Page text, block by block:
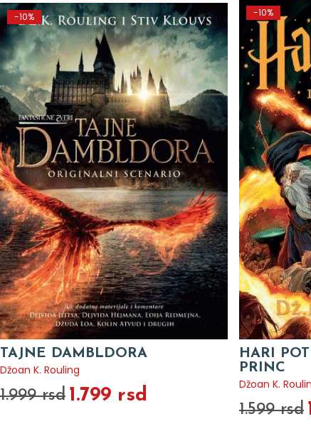
-10%
TAJNE DAMBLDORA
Džoan K. Rouling
1.999 rsd 1.799 rsd
-10%
HARI
PRINC
Džoan K.
1.599 rsd